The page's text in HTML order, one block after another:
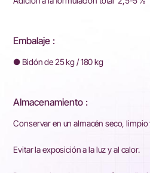
Embalaje :
● Bidón de 25 kg / 180 kg
Almacenamiento :
Conservar en un almacén seco,
Evitar la exposición a la luz y al calor.